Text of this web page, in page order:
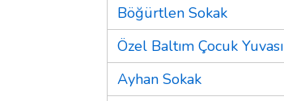
Böğürtlen Sokak
Özel Baltım Çocuk Yuvası
Ayhan Sokak